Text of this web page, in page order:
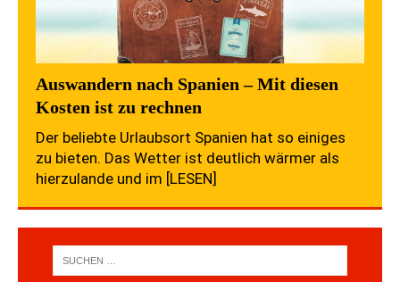
Auswandern nach Spanien – Mit diesen
Kosten ist zu rechnen
Der beliebte Urlaubsort Spanien hat so einiges
zu bieten. Das Wetter ist deutlich wärmer als
hierzulande und im [LESEN]